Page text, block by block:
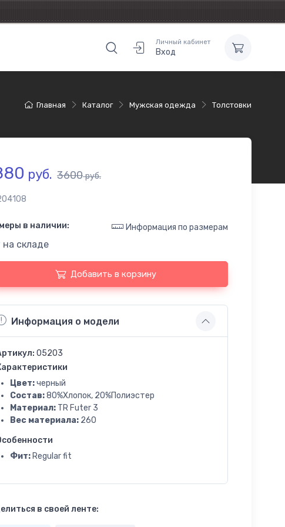
Личный кабинет
Вход
Главная Каталог Мужская одежда Толстовки
руб. 3600руб.
в наличии: Информация по размерам
на складе
Добавить в корзину
Информация о модели
05203
Цвет:черный
Состав:80%Хлопок, 20%Полиэстер
Материал:TR Futer 3
Вес материала:260
Фит:Regular fit
в своей ленте: